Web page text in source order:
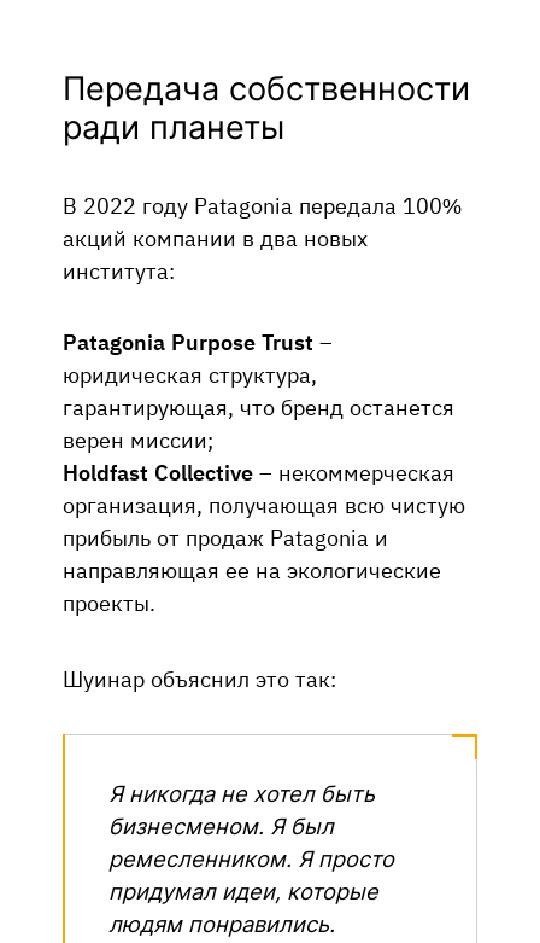
Передача собственности
ради планеты
В 2022 году Patagonia передала 100%
акций компании в два новых
института:
Patagonia Purpose Trust –
юридическая структура,
гарантирующая, что бренд останется
верен миссии;
Holdfast Collective – некоммерческая
организация, получающая всю чистую
прибыль от продаж Patagonia и
направляющая ее на экологические
проекты.
Шуинар объяснил это так:
Я никогда не хотел быть
бизнесменом. Я был
ремесленником. Я просто
придумал идеи, которые
людям понравились.